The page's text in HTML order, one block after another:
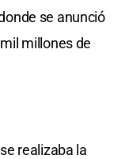
se anunció
millones de
realizaba la